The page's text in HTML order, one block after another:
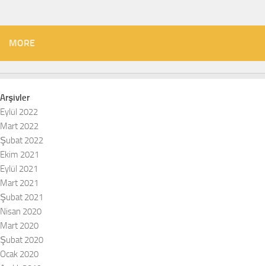
MORE
Arşivler
Eylül 2022
Mart 2022
Şubat 2022
Ekim 2021
Eylül 2021
Mart 2021
Şubat 2021
Nisan 2020
Mart 2020
Şubat 2020
Ocak 2020